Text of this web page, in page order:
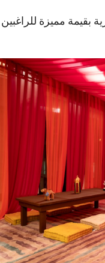
بقيمة مميزة